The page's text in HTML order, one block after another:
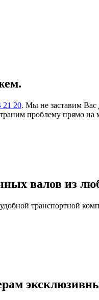
21 20. Мы не заставим Вас
проблему прямо на
валов из
транспортной